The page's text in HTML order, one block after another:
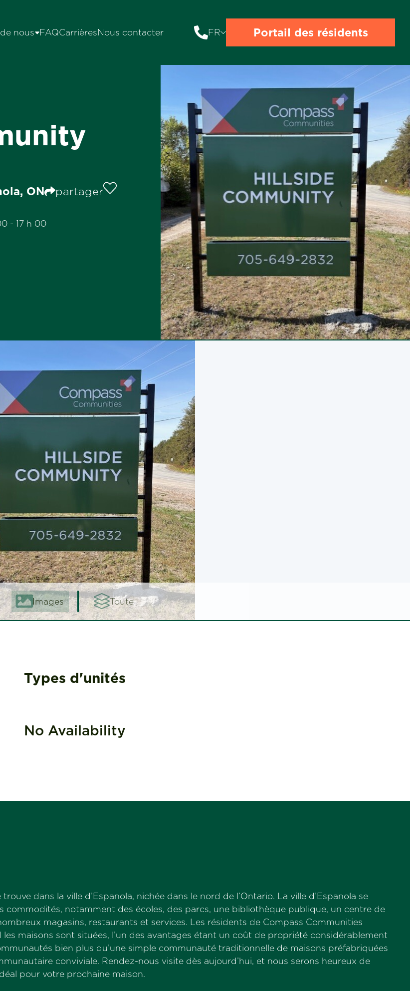
nous FAQCarrièresNous contacter FR Portail des résidents
ON
partager
- 17 h 00
Images Toute
Types d'unités
No Availability
dans la ville d’Espanola, nichée dans le nord de l’Ontario. La ville d’Espanola se
commodités, notamment des écoles, des parcs, une bibliothèque publique, un centre de
magasins, restaurants et services. Les résidents de Compass Communities
maisons sont situées, l’un des avantages étant un coût de propriété considérablement
bien plus qu’une simple communauté traditionnelle de maisons préfabriquées
conviviale. Rendez-nous visite dès aujourd’hui, et nous serons heureux de
pour votre prochaine maison.